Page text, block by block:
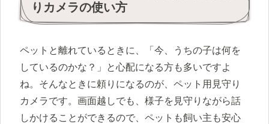
りカメラの使い方
ペットと離れているときに、「今、うちの子は何を
しているのかな？」と心配になる方も多いですよ
ね。そんなときに頼りになるのが、ペット用見守り
カメラです。画面越しでも、様子を見守りながら話
しかけることができるので、ペットも飼い主も安心